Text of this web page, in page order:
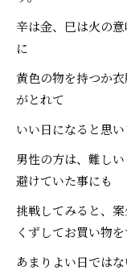
辛は金、巳は火の
に
黄色の物を持つか
がとれて
いい日になると思い
男性の方は、難し
避けていた事にも
挑戦してみると、
くずしてお買い物
あまりよい日では